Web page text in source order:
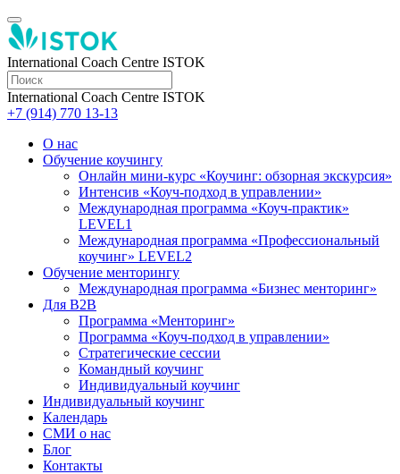
International Coach Centre ISTOK
International Coach Centre ISTOK
+7 (914) 770 13-13
О нас
Обучение коучингу
Онлайн мини-курс «Коучинг: обзорная экскурсия»
Интенсив «Коуч-подход в управлении»
Международная программа «Коуч-практик»
LEVEL1
Международная программа «Профессиональный
коучинг» LEVEL2
Обучение менторингу
Международная программа «Бизнес менторинг»
Для B2B
Программа «Менторинг»
Программа «Коуч-подход в управлении»
Стратегические сессии
Командный коучинг
Индивидуальный коучинг
Индивидуальный коучинг
Календарь
СМИ о нас
Блог
Контакты